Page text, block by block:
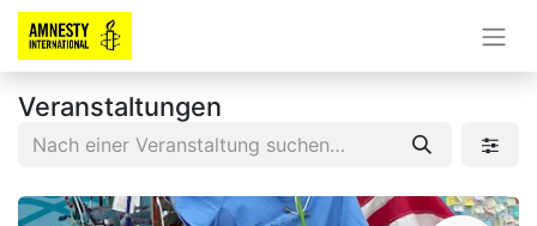
Veranstaltungen